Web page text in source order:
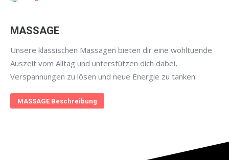
MASSAGE
Unsere klassischen Massagen bieten dir eine wohltuende
Auszeit vom Alltag und unterstützen dich dabei,
Verspannungen zu lösen und neue Energie zu tanken.
MASSAGE Beschreibung